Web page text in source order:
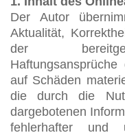
Der Autor
Aktualität,
der
auf Schäden
die durch die
dargebotenen
fehlerhafter und